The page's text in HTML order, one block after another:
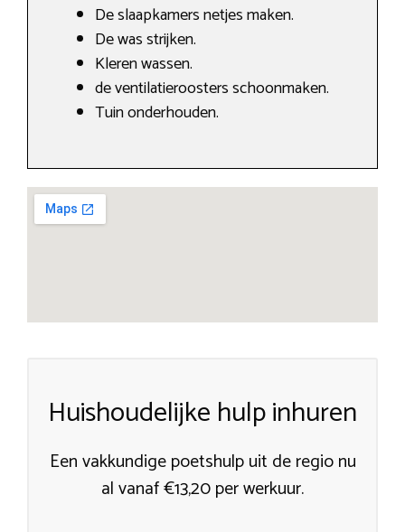
De slaapkamers netjes maken.
De was strijken.
Kleren wassen.
de ventilatieroosters schoonmaken.
Tuin onderhouden.
Huishoudelijke hulp inhuren
Een vakkundige poetshulp uit de regio nu
al vanaf €13,20 per werkuur.